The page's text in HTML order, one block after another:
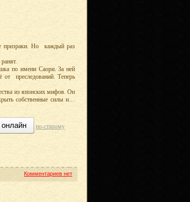
призраки. Но каждый раз
по имени Саори. За ней
от преследований. Теперь
из японских мифов. Он
собственные силы и…
онлайн по-старому
Комментариев нет